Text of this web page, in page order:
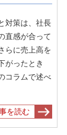
対策は、社長
直感が合って
らに売上高を
がったとき
コラムで述べ
を読む